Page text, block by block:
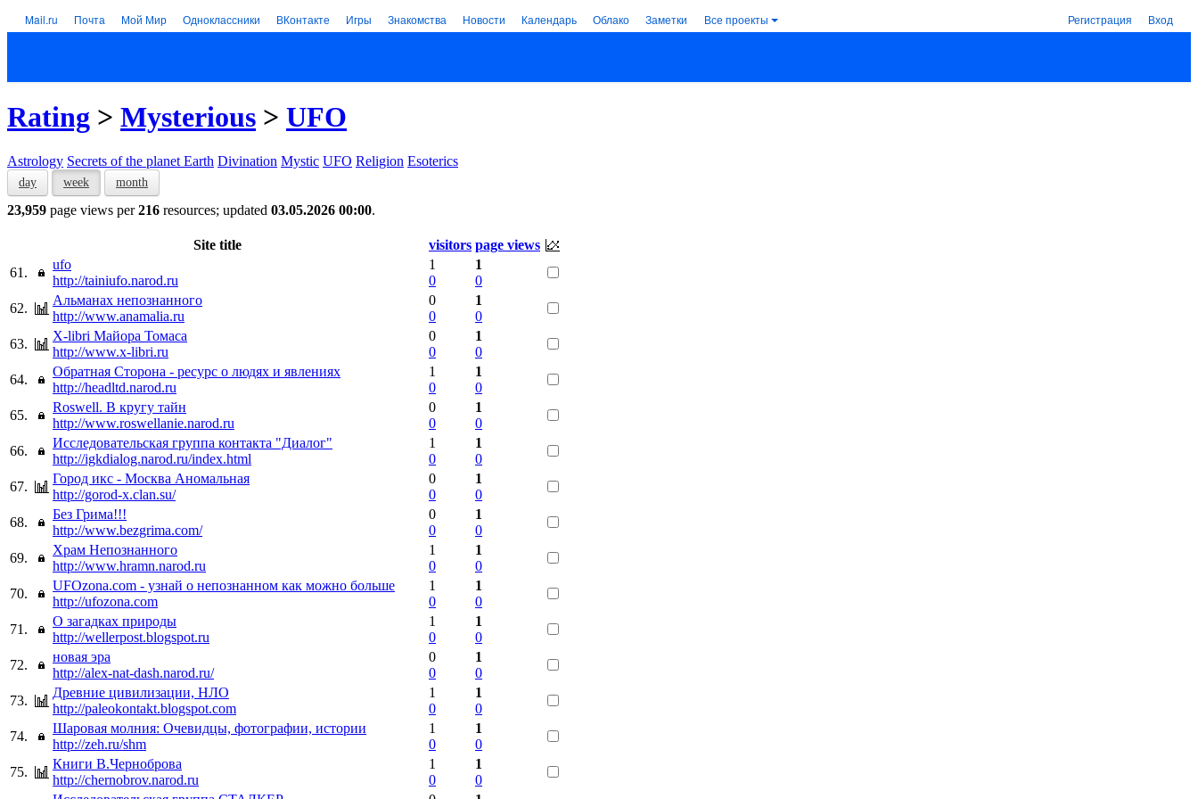
Mail.ru Почта Мой Мир Одноклассники ВКонтакте Игры Знакомства Новости Календарь Облако Заметки Все проекты Регистрация Вход
Rating > Mysterious > UFO
Astrology Secrets of the planet Earth Divination Mystic UFO Religion Esoterics
day week month
23,959 page views per216 resources; updated 03.05.2026 00:00.
Site title visitors page views
61.
ufo
http://tainiufo.narod.ru
1
0
1
0
62.
Альманах непознанного
http://www.anamalia.ru
0
0
1
0
63.
X-libri Майора Томаса
http://www.x-libri.ru
0
0
1
0
64.
Обратная Сторона - ресурс о людях и явлениях
http://headltd.narod.ru
1
0
1
0
65.
Roswell. В кругу тайн
http://www.roswellanie.narod.ru
0
0
1
0
66.
Исследовательская группа контакта "Диалог"
http://igkdialog.narod.ru/index.html
1
0
1
0
67.
Город икс - Москва Аномальная
http://gorod-x.clan.su/
0
0
1
0
68.
Без Грима!!!
http://www.bezgrima.com/
0
0
1
0
69.
Храм Непознанного
http://www.hramn.narod.ru
1
0
1
0
70.
UFOzona.com - узнай о непознанном как можно больше
http://ufozona.com
1
0
1
0
71.
О загадках природы
http://wellerpost.blogspot.ru
1
0
1
0
72.
новая эра
http://alex-nat-dash.narod.ru/
0
0
1
0
73.
Древние цивилизации, НЛО
http://paleokontakt.blogspot.com
1
0
1
0
74.
Шаровая молния: Очевидцы, фотографии, истории
http://zeh.ru/shm
1
0
1
0
75.
Книги В.Черноброва
http://chernobrov.narod.ru
1
0
1
0